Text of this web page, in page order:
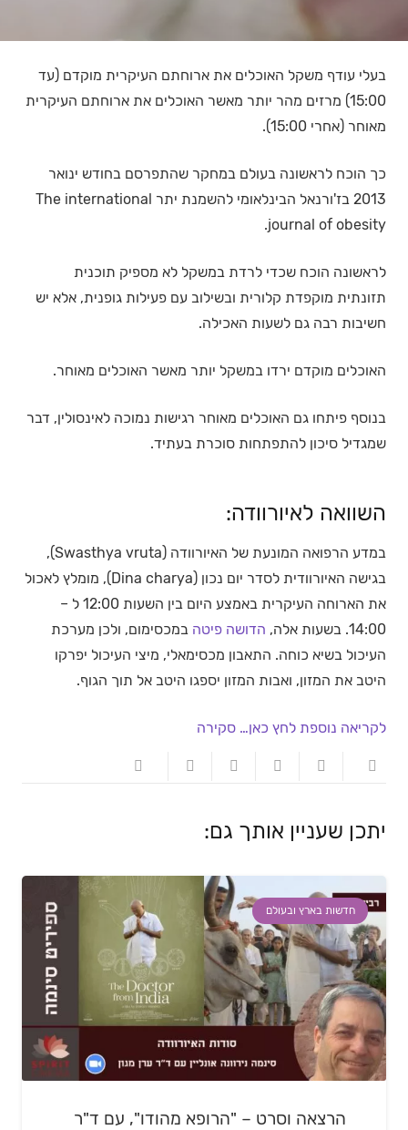
בעלי עודף משקל האוכלים את ארוחתם העיקרית מוקדם (עד
15:00) מרזים מהר יותר מאשר האוכלים את ארוחתם העיקרית
מאוחר (אחרי 15:00).
כך הוכח לראשונה בעולם במחקר שהתפרסם בחודש ינואר
2013 בז'ורנאל הבינלאומי להשמנת יתר The international
journal of obesity.
לראשונה הוכח שכדי לרדת במשקל לא מספיק תוכנית
תזונתית מוקפדת קלורית ובשילוב עם פעילות גופנית, אלא יש
חשיבות רבה גם לשעות האכילה.
האוכלים מוקדם ירדו במשקל יותר מאשר האוכלים מאוחר.
בנוסף פיתחו גם האוכלים מאוחר רגישות נמוכה לאינסולין, דבר
שמגדיל סיכון להתפתחות סוכרת בעתיד.
השוואה לאיורוודה:
במדע הרפואה המונעת של האיורוודה (Swasthya vruta),
בגישה האיורוודית לסדר יום נכון (Dina charya), מומלץ לאכול
את הארוחה העיקרית באמצע היום בין השעות 12:00 ל –
14:00. בשעות אלה,
הדושה פיטה במכסימום, ולכן מערכת
העיכול בשיא כוחה. התאבון מכסימאלי, מיצי העיכול יפרקו
היטב את המזון, ואבות המזון יספגו היטב אל תוך הגוף.
לקריאה נוספת לחץ כאן… סקירה
יתכן שעניין אותך גם:
חדשות בארץ ובעולם
הרצאה וסרט – "הרופא מהודו", עם ד"ר